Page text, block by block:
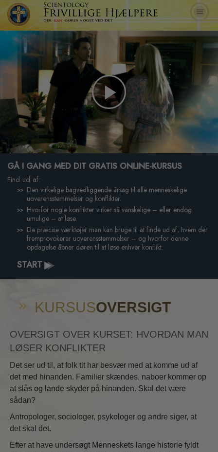
Play
Video
GÅ I GANG MED DIT GRATIS ONLINE-KURSUS
Find ud af:
Den virkelige bagvedliggende årsag til alle menneskelige
uoverensstemmelser og konflikter.
Hvorfor nogle konflikter virker så vanskelige – eller endog
umulige – at løse.
De præcise værktøjer man kan bruge til at finde ud af, hvem der
fremprovokerer uoverensstemmelser – og hvorfor denne
opdagelse åbner døren til at løse enhver konflikt.
START
KURSUSOVERSIGT
OVERSIGT OVER KURSET: HVORDAN MAN
LØSER KONFLIKTER
Det ser ud til, at folk tit har besvær med at komme ud af
det med hinanden. Familier skændes, naboer kommer op
at slås og lande skyder på hinanden. Skal det være
sådan?
Antropologer, sociologer, psykologer og andre siger, at
det skal det.
Efter at have undersøgt Menneskets lange historie fyldt